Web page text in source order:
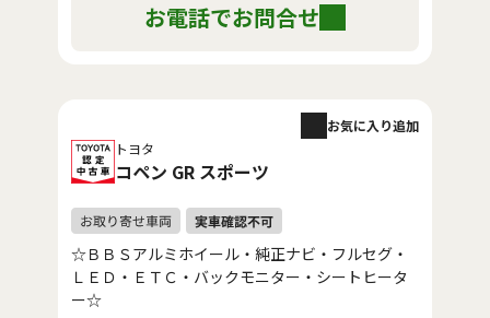
お電話でお問合せ
トヨタ
コペン GR スポーツ
お気に入り追加
☆ＢＢＳアルミホイール・純正ナビ・フルセグ・
ＬＥＤ・ＥＴＣ・バックモニター・シートヒータ
ー☆